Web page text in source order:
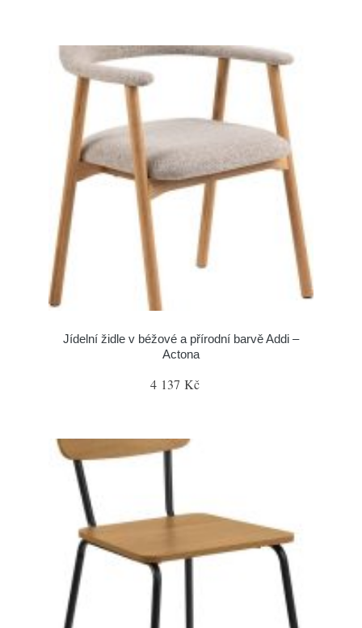
Jídelní židle v béžové a přírodní barvě Addi –
Actona
4 137 Kč